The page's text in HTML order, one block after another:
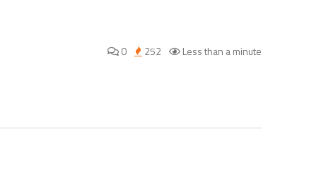
0 252 Less than a minute